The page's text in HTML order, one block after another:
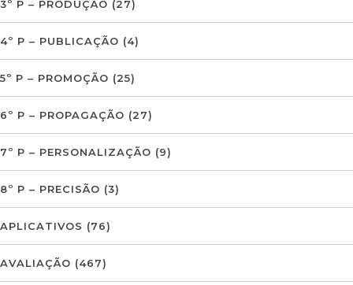
3º P – PRODUÇÃO (27)
4º P – PUBLICAÇÃO (4)
5º P – PROMOÇÃO (25)
6º P – PROPAGAÇÃO (27)
7º P – PERSONALIZAÇÃO (9)
8º P – PRECISÃO (3)
APLICATIVOS (76)
AVALIAÇÃO (467)